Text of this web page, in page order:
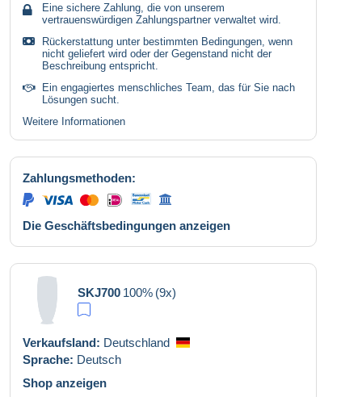
Eine sichere Zahlung, die von unserem
vertrauenswürdigen Zahlungspartner verwaltet wird.
Rückerstattung unter bestimmten Bedingungen, wenn
nicht geliefert wird oder der Gegenstand nicht der
Beschreibung entspricht.
Ein engagiertes menschliches Team, das für Sie nach
Lösungen sucht.
Weitere Informationen
Zahlungsmethoden:
Die Geschäftsbedingungen anzeigen
SKJ700 100% (9x)
Verkaufsland: Deutschland
Sprache: Deutsch
Shop anzeigen